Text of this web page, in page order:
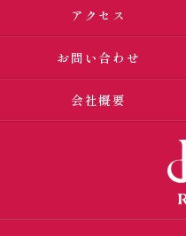
アクセス
お問い合わせ
会社概要